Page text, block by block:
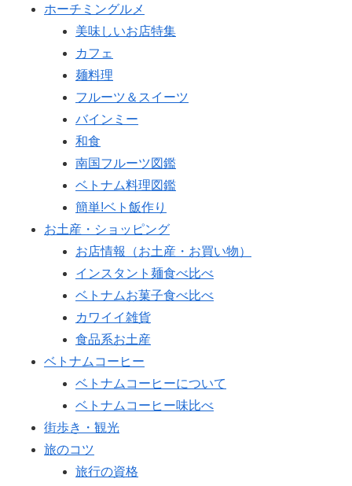
ホーチミングルメ
美味しいお店特集
カフェ
麺料理
フルーツ＆スイーツ
バインミー
和食
南国フルーツ図鑑
ベトナム料理図鑑
簡単!ベト飯作り
お土産・ショッピング
お店情報（お土産・お買い物）
インスタント麺食べ比べ
ベトナムお菓子食べ比べ
カワイイ雑貨
食品系お土産
ベトナムコーヒー
ベトナムコーヒーについて
ベトナムコーヒー味比べ
街歩き・観光
旅のコツ
旅行の資格